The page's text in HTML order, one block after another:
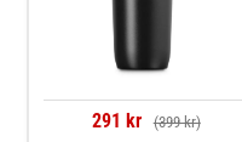
291 kr (399 kr)